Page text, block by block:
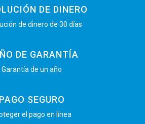
DE DINERO
de dinero de 30 días
DE GARANTÍA
Garantía de un año
PAGO SEGURO
el pago en línea